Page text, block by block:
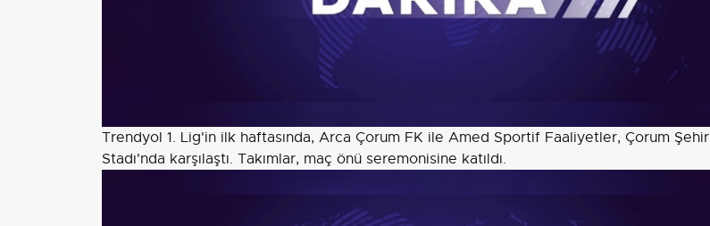
Trendyol 1. Lig'in ilk haftasında, Arca Çorum FK ile Amed Sportif Faaliyetler, Çorum Şehir
Stadı'nda karşılaştı. Takımlar, maç önü seremonisine katıldı.